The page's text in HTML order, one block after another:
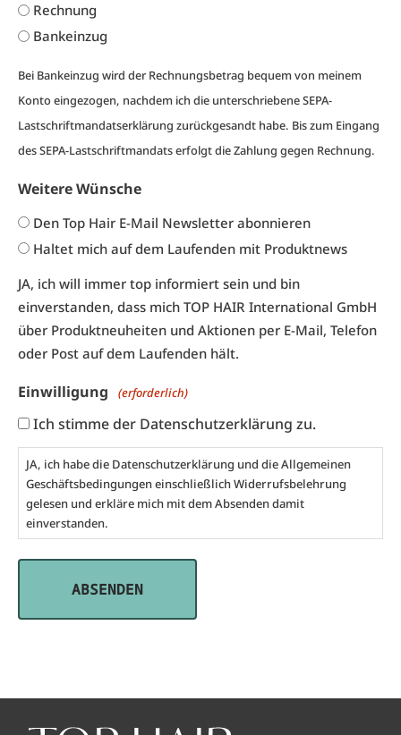
Rechnung
Bankeinzug
Bei Bankeinzug wird der Rechnungsbetrag bequem von meinem
Konto eingezogen, nachdem ich die unterschriebeneSEPA-
Lastschriftmandatserklärung zurückgesandt habe. Bis zum Eingang
des SEPA-Lastschriftmandats erfolgt die Zahlung gegen Rechnung.
Weitere Wünsche
Den Top Hair E-Mail Newsletter abonnieren
Haltet mich auf dem Laufenden mit Produktnews
JA, ich will immer top informiert sein und bin
einverstanden, dass mich TOP HAIR International GmbH
über Produktneuheiten und Aktionen per E-Mail, Telefon
oder Post auf dem Laufenden hält.
Einwilligung (erforderlich)
Ich stimme der Datenschutzerklärung zu.
JA, ich habe die Datenschutzerklärung und dieAllgemeinen
Geschäftsbedingungeneinschließlich Widerrufsbelehrung
gelesen und erkläre mich mit dem Absenden damit
einverstanden.